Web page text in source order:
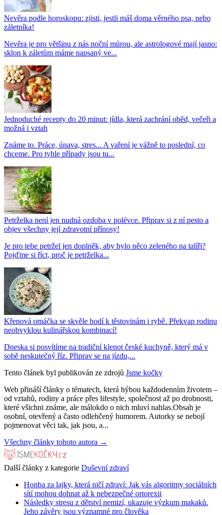
Nevěra podle horoskopu: zjisti, jestli máš doma věrného psa, nebo
záletníka!
Nevěra je pro většinu z nás noční můrou, ale astrologové mají jasno:
sklon k záletům máme napsaný ve...
Jednoduché recepty do 20 minut: jídla, která zachrání oběd, večeři a
možná i vztah
Známe to. Práce, únava, stres... A vaření je vážně to poslední, co
chceme. Pro tyhle případy jsou tu...
Petrželka není jen nudná ozdoba v polévce. Připrav si z ní pesto a
objev všechny její zdravotní přínosy!
Je pro tebe petržel jen doplněk, aby bylo něco zeleného na talíři?
Pojďme si říct, proč je petrželka...
Křenová omáčka se skvěle hodí k těstovinám i rybě. Překvap rodinu
neobvyklou kulinářskou kombinací!
Dneska si posvítíme na tradiční klenot české kuchyně, který má v
sobě neskutečný říz. Připrav se na jízdu,...
Tento článek byl publikován ze zdrojů Jsme kočky
Web přináší články o tématech, která hýbou každodenním životem –
od vztahů, rodiny a práce přes lifestyle, společnost až po drobnosti,
které všichni známe, ale málokdo o nich mluví nahlas.Obsah je
osobní, otevřený a často odlehčený humorem. Autorky se nebojí
pojmenovat věci tak, jak jsou, a...
Všechny články tohoto autora →
Další články z kategorie Duševní zdraví
Honba za lajky, která ničí zdraví: Jak vás algoritmy sociálních
sítí mohou dohnat až k nebezpečné ortorexii
Následky stresu z dětství nemizí, ukazuje výzkum makaků.
Jeho závěry jsou významné pro člověka